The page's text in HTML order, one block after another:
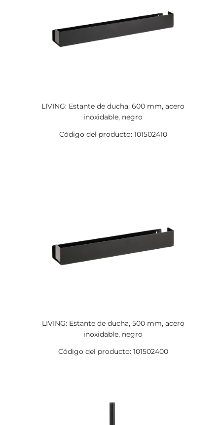
LIVING: Estante de ducha, 600 mm, acero
inoxidable, negro
Código del producto: 101502410
LIVING: Estante de ducha, 500 mm, acero
inoxidable, negro
Código del producto: 101502400